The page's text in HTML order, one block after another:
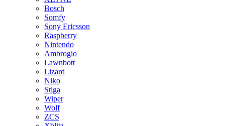
Bosch
Somfy
Sony Ericsson
Raspberry
Nintendo
Ambrogio
Lawnbott
Lizard
Niko
Stiga
Wiper
Wolf
ZCS